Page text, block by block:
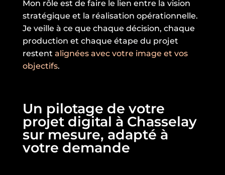
Mon rôle est de faire le lien entre la vision
stratégique et la réalisation opérationnelle.
Je veille à ce que chaque décision, chaque
production et chaque étape du projet
restent alignées avec votre image et vos
objectifs.
Un pilotage de votre
projet digital à Chasselay
sur mesure, adapté à
votre demande